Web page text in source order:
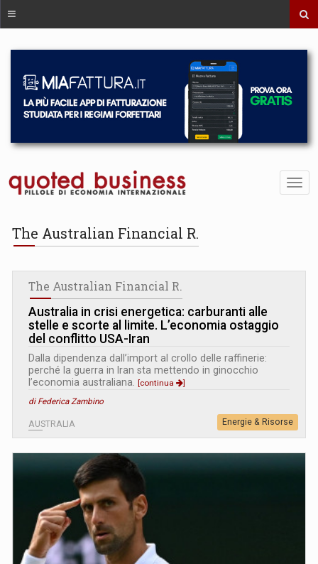
The Australian Financial R.
The Australian Financial R.
Australia in crisi energetica: carburanti alle
stelle e scorte al limite. L’economia ostaggio
del conflitto USA-Iran
Dalla dipendenza dall’import al crollo delle raffinerie:
perché la guerra in Iran sta mettendo in ginocchio
l’economia australiana.
[continua
]
di Federica Zambino
AUSTRALIA Energie & Risorse